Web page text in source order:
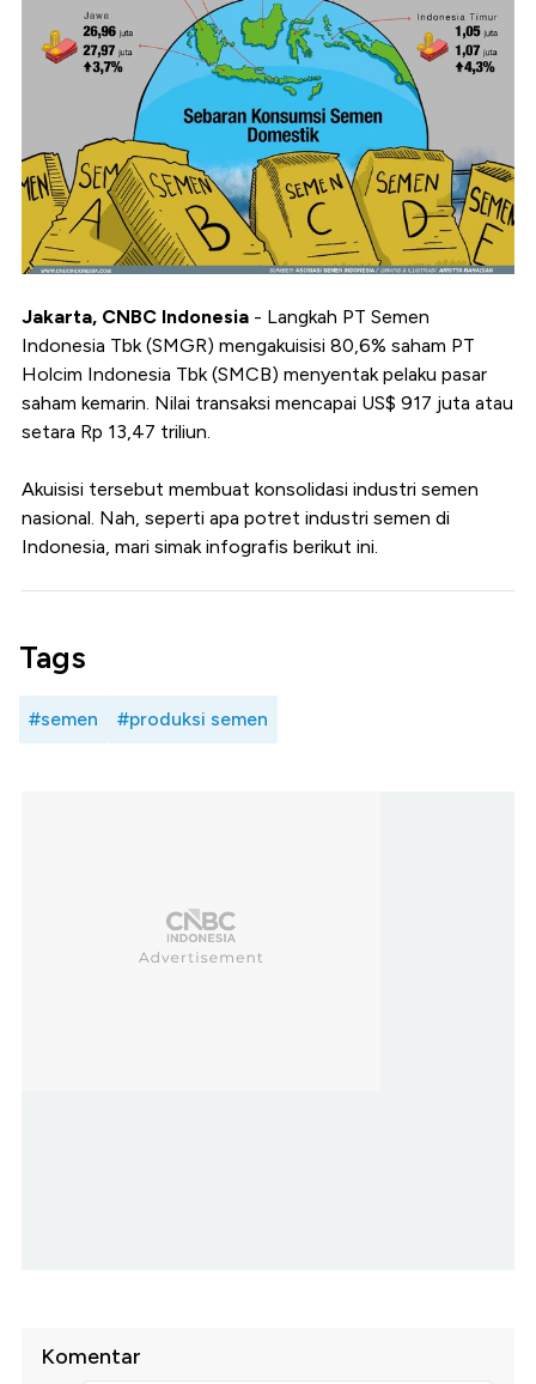
Jakarta, CNBC Indonesia - Langkah PT Semen
Indonesia Tbk (SMGR) mengakuisisi 80,6% saham PT
Holcim Indonesia Tbk (SMCB) menyentak pelaku pasar
saham kemarin. Nilai transaksi mencapai US$ 917 juta atau
setara Rp 13,47 triliun.
Akuisisi tersebut membuat konsolidasi industri semen
nasional. Nah, seperti apa potret industri semen di
Indonesia, mari simak infografis berikut ini.
Tags
#semen #produksi semen
Komentar